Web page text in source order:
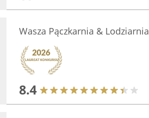
Wasza Pączkarnia & Lodziarnia
8.4